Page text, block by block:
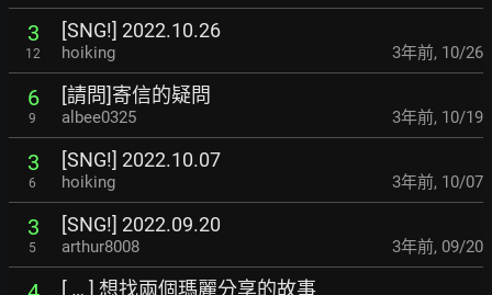
3
12
[SNG!] 2022.10.26
hoiking 3年前, 10/26
6
9
[請問]寄信的疑問
albee0325 3年前, 10/19
3
6
[SNG!] 2022.10.07
hoiking 3年前, 10/07
3
5
[SNG!] 2022.09.20
arthur8008 3年前, 09/20
[ … ] 想找兩個瑪麗分享的故事